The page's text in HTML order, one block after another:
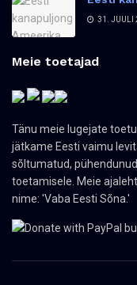
31. JUULI
Meie toetajad
Tänu meie lugejate
jätkame Eesti vaimu
sõltumatud,
toetamisele. Meie
nime: 'Vaba Eesti Sõna.'